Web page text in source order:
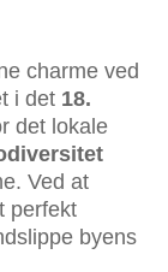
charme ved
i det 18.
det lokale
Ved at
perfekt
byens